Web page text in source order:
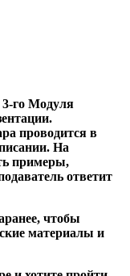
го Модуля
проводится в
На
примеры,
ответит
чтобы
материалы и